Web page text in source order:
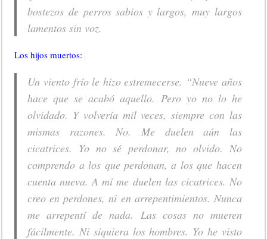
bostezos de perros sabios y largos, muy largos
lamentos sin voz.
Los hijos muertos:
Un viento frío le hizo estremecerse. “Nueve años
hace que se acabó aquello. Pero yo no lo he
olvidado. Y volvería mil veces, siempre con las
mismas razones. No. Me duelen aún las
cicatrices. Yo no sé perdonar, no olvido. No
comprendo a los que perdonan, a los que hacen
cuenta nueva. A mí me duelen las cicatrices. No
creo en perdones, ni en arrepentimientos. Nunca
me arrepentí de nada. Las cosas no mueren
fácilmente. Ni siquiera los hombres. Yo he visto